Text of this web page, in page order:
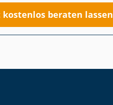
kostenlos beraten lassen